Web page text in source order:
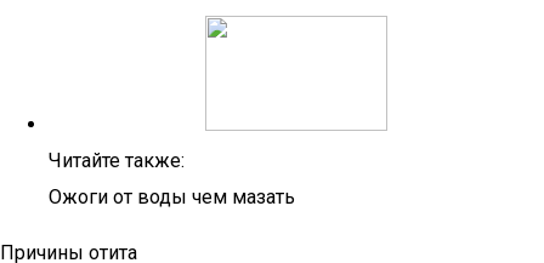
Читайте также:
Ожоги от воды чем мазать
Причины отита